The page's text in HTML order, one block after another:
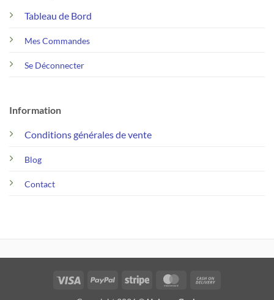
Tableau de Bord
Mes Commandes
Se Déconnecter
Information
Conditions générales de vente
Blog
Contact
Visa PayPal Stripe MasterCard